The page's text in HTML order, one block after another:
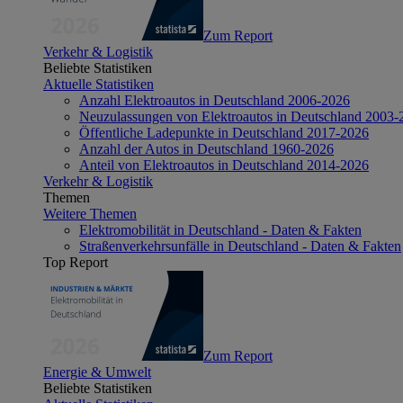
Zum Report
Verkehr & Logistik
Beliebte Statistiken
Aktuelle Statistiken
Anzahl Elektroautos in Deutschland 2006-2026
Neuzulassungen von Elektroautos in Deutschland 2003-
Öffentliche Ladepunkte in Deutschland 2017-2026
Anzahl der Autos in Deutschland 1960-2026
Anteil von Elektroautos in Deutschland 2014-2026
Verkehr & Logistik
Themen
Weitere Themen
Elektromobilität in Deutschland - Daten & Fakten
Straßenverkehrsunfälle in Deutschland - Daten & Fakten
Top Report
Zum Report
Energie & Umwelt
Beliebte Statistiken